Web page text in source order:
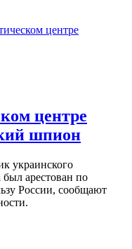
центре
шпион
украинского
был арестован по
России, сообщают